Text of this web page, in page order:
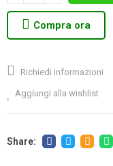
Compra ora
Richiedi informazioni
Aggiungi alla wishlist